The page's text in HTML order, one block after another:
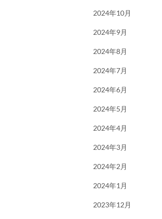
2024年10月
2024年9月
2024年8月
2024年7月
2024年6月
2024年5月
2024年4月
2024年3月
2024年2月
2024年1月
2023年12月